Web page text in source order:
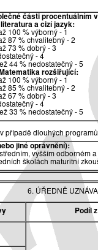
části procentuálním
a cizí jazyk:
100 % výborný - 1
87 % chvalitebný - 2
73 % dobrý - 3
- 4
44 % nedostatečný - 5
rozšiřující:
100 % výborný - 1
85 % chvalitebný - 2
67 % dobrý - 3
- 4
33 % nedostatečný - 5
případě dlouhých
jiné oprávnění):
vyšším
školách maturitní
6. ÚŘEDNĚ
Podíl